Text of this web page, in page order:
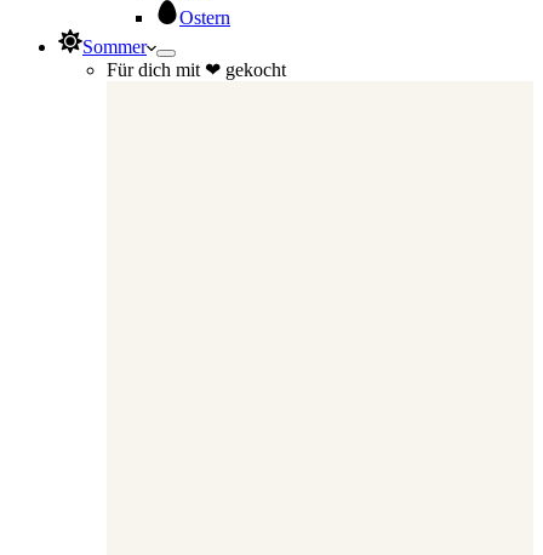
Ostern
Sommer
Für dich mit ❤ gekocht